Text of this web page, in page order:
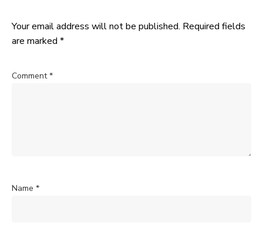
Your email address will not be published. Required fields
are marked *
Comment*
Name *